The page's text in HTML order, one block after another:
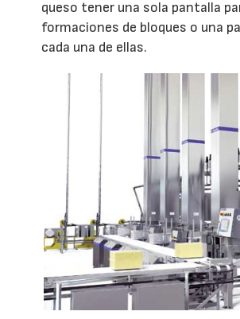
queso tener una sola pantalla
formaciones de bloques o una
cada una de ellas.